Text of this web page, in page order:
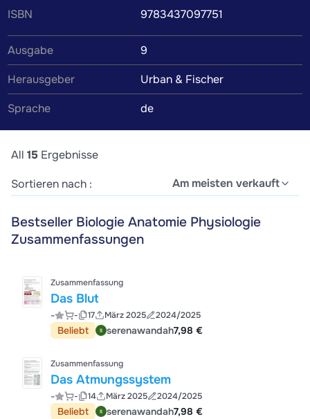
verfasst, um dir das Verständnis des Lehrbuchinhalts zu
erleichtern. Wenn du die Zusammenfassung findest, die
perfekt zu deinem Lernstil passt, wird das Lernen zum
Kinderspiel.
ISBN
9783437097751
Ausgabe
9
Herausgeber
Urban & Fischer
Sprache
de
All 15 Ergebnisse
Sortieren nach :
Am meisten verkauft
Bestseller Biologie Anatomie Physiologie
Zusammenfassungen
Zusammenfassung
Das Blut
- - 17 März 2025 2024/2025
Beliebt serenawandah7,98 €
Zusammenfassung
Das Atmungssystem
- - 14 März 2025 2024/2025
Beliebt serenawandah7,98 €